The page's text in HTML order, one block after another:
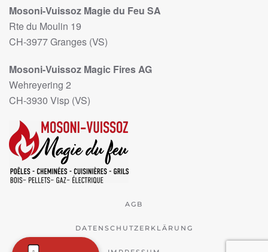
Mosoni-Vuissoz Magie du Feu SA
Rte du Moulin 19
CH-3977 Granges (VS)
Mosoni-Vuissoz Magic Fires AG
Wehreyering 2
CH-3930 Visp (VS)
AGB
DATENSCHUTZERKLÄRUNG